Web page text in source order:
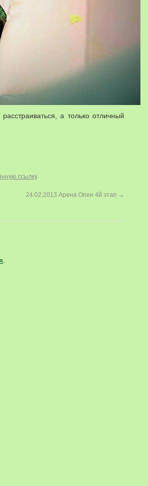
а только отличный
ссылку.
24.02.2013 Арена Опен 4й этап →